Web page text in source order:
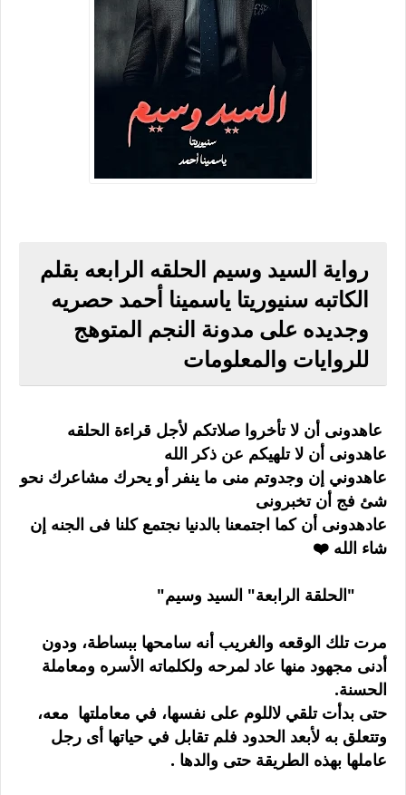
رواية السيد وسيم الحلقه الرابعه بقلم
الكاتبه سنيوريتا ياسمينا أحمد حصريه
وجديده على مدونة النجم المتوهج
للروايات والمعلومات
عاهدونى أن لا تأخروا صلاتكم لأجل قراءة الحلقه
عاهدونى أن لا تلهيكم عن ذكر الله
عاهدوني إن وجدوتم منى ما ينفر أو يحرك مشاعرك نحو
شئ فج أن تخبرونى
عادهدونى أن كما اجتمعنا بالدنيا نجتمع كلنا فى الجنه إن
شاء الله ❤️
"الحلقة الرابعة" السيد وسيم"
مرت تلك الوقعه والغريب أنه سامحها ببساطة، ودون
أدنى مجهود منها عاد لمرحه ولكلماته الأسره ومعاملة
الحسنة.
حتى بدأت تلقي لاللوم على نفسها، في معاملتها معه،
وتتعلق به لأبعد الحدود فلم تقابل في حياتها أى رجل
عاملها بهذه الطريقة حتى والدها .